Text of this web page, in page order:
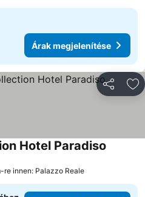
Árak megjelenítése
Hotel Paradiso
re innen: Palazzo Reale